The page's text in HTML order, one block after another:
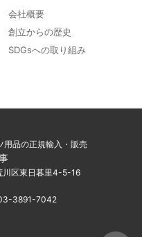
会社概要
創立からの歴史
SDGsへの取り組み
用品の正規輸入・販売
川区東日暮里4-5-16
3891-7042